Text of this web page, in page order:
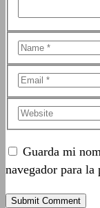
Guarda mi
navegador para la